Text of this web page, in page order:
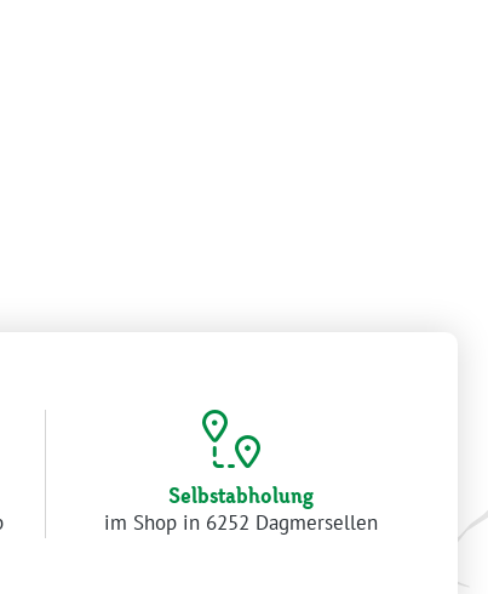
Selbstabholung
im Shop in 6252 Dagmersellen